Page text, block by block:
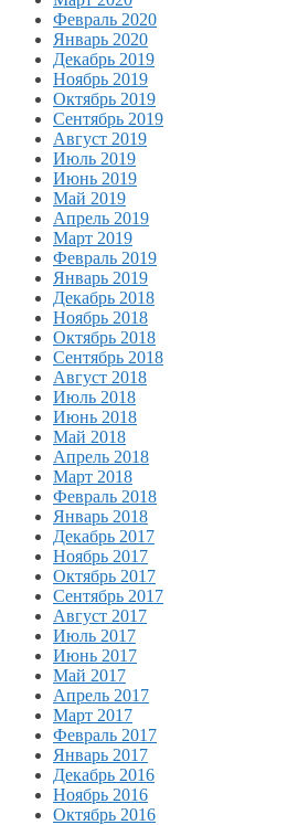
Февраль 2020
Январь 2020
Декабрь 2019
Ноябрь 2019
Октябрь 2019
Сентябрь 2019
Август 2019
Июль 2019
Июнь 2019
Май 2019
Апрель 2019
Март 2019
Февраль 2019
Январь 2019
Декабрь 2018
Ноябрь 2018
Октябрь 2018
Сентябрь 2018
Август 2018
Июль 2018
Июнь 2018
Май 2018
Апрель 2018
Март 2018
Февраль 2018
Январь 2018
Декабрь 2017
Ноябрь 2017
Октябрь 2017
Сентябрь 2017
Август 2017
Июль 2017
Июнь 2017
Май 2017
Апрель 2017
Март 2017
Февраль 2017
Январь 2017
Декабрь 2016
Ноябрь 2016
Октябрь 2016